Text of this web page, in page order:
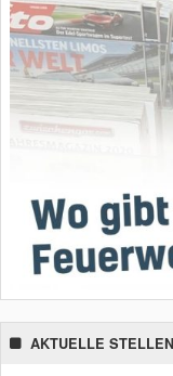
AKTUELLE